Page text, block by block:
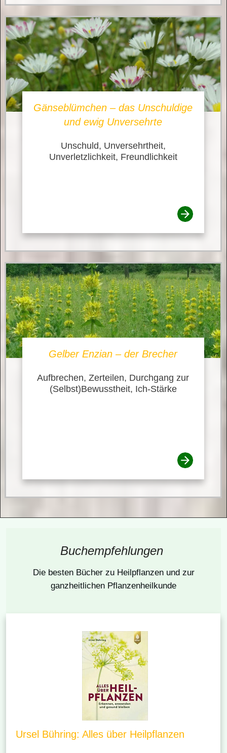
Gänseblümchen – das Unschuldige
und ewig Unversehrte
Unschuld, Unversehrtheit,
Unverletzlichkeit, Freundlichkeit
Gelber Enzian – der Brecher
Aufbrechen, Zerteilen, Durchgang zur
(Selbst)Bewusstheit, Ich-Stärke
Buchempfehlungen
Die besten Bücher zu Heilpflanzen und zur
ganzheitlichen Pflanzenheilkunde
Ursel Bühring: Alles über Heilpflanzen